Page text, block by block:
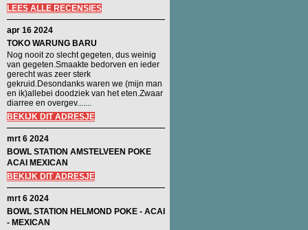
LEES ALLE RECENSIES
apr 16 2024
TOKO WARUNG BARU
Nog nooit zo slecht gegeten, dus weinig
van gegeten.Smaakte bedorven en ieder
gerecht was zeer sterk
gekruid.Desondanks waren we (mijn man
en ik)allebei doodziek van het eten.Zwaar
diarree en overgev.......
BEKIJK DIT ADRESJE
mrt 6 2024
BOWL STATION AMSTELVEEN POKE
ACAI MEXICAN
BEKIJK DIT ADRESJE
mrt 6 2024
BOWL STATION HELMOND POKE - ACAI
- MEXICAN